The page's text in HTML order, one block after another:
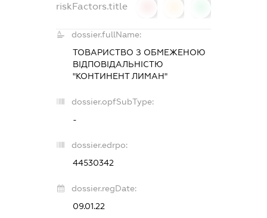
riskFactors.title
dossier.fullName:
ТОВАРИСТВО З ОБМЕЖЕНОЮ
ВІДПОВІДАЛЬНІСТЮ
"КОНТИНЕНТ ЛИМАН"
dossier.opfSubType:
-
dossier.edrpo:
44530342
dossier.regDate:
09.01.22